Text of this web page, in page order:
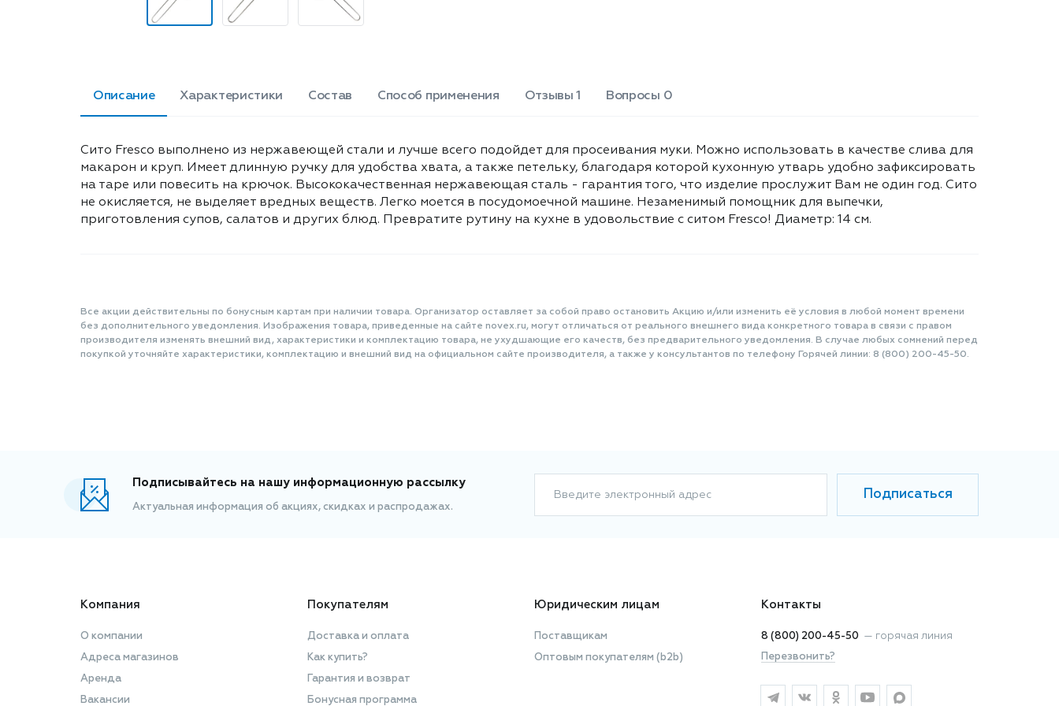
Описание Характеристики Состав Способ применения Отзывы 1 Вопросы 0
Сито Fresco выполнено из нержавеющей стали и лучше всего подойдет для просеивания муки. Можно использовать в качестве слива для
макарон и круп. Имеет длинную ручку для удобства хвата, а также петельку, благодаря которой кухонную утварь удобно зафиксировать
на таре или повесить на крючок. Высококачественная нержавеющая сталь - гарантия того, что изделие прослужит Вам не один год. Сито
не окисляется, не выделяет вредных веществ. Легко моется в посудомоечной машине. Незаменимый помощник для выпечки,
приготовления супов, салатов и других блюд. Превратите рутину на кухне в удовольствие с ситом Fresco! Диаметр: 14 см.
Все акции действительны по бонусным картам при наличии товара. Организатор оставляет за собой право остановить Акцию и/или изменить её условия в любой момент времени
без дополнительного уведомления. Изображения товара, приведенные на сайте novex.ru, могут отличаться от реального внешнего вида конкретного товара в связи с правом
производителя изменять внешний вид, характеристики и комплектацию товара, не ухудшающие его качеств, без предварительного уведомления. В случае любых сомнений перед
покупкой уточняйте характеристики, комплектацию и внешний вид на официальном сайте производителя, а также у консультантов по телефону Горячей линии: 8 (800) 200-45-50.
Подписывайтесь на нашу информационную рассылку
Актуальная информация об акциях, скидках и распродажах.
Введите электронный адрес Подписаться
Компания
О компании
Адреса магазинов
Аренда
Вакансии
Покупателям
Доставка и оплата
Как купить?
Гарантия и возврат
Бонусная программа
Юридическим лицам
Поставщикам
Оптовым покупателям (b2b)
Контакты
8 (800) 200-45-50 — горячая линия
Перезвонить?